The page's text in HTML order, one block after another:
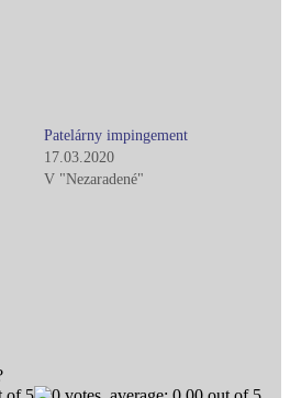
Patelárny impingement
17.03.2020
V "Nezaradené"